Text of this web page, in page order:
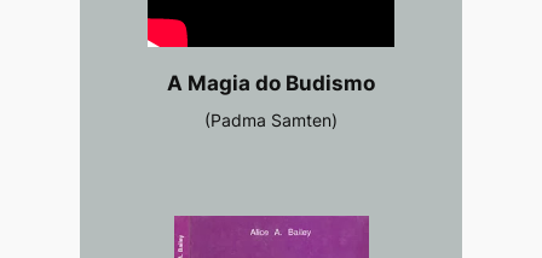
A Magia do Budismo
(Padma Samten)